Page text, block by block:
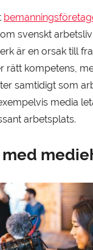
svenskt
är en orsak till
rätt kompetens,
samtidigt som
media
arbetsplats.